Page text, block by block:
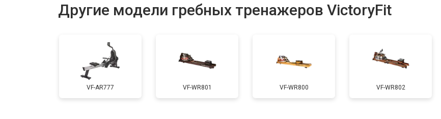
Другие модели гребных тренажеров VictoryFit
VF-AR777 VF-WR801 VF-WR800 VF-WR802